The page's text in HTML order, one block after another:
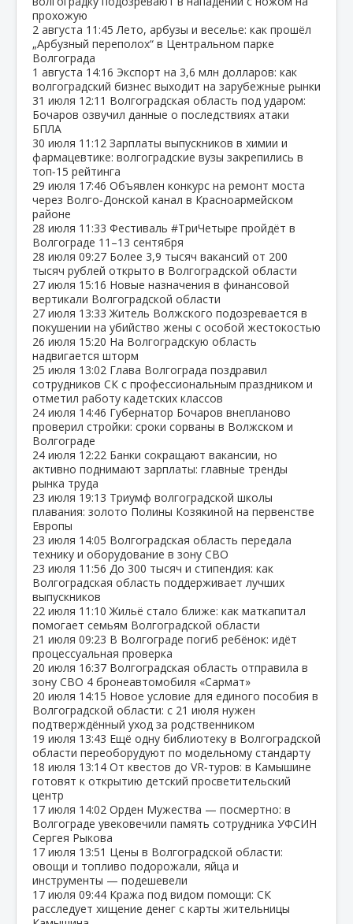
прохожую
2 августа 11:45 Лето, арбузы и веселье: как прошёл
„Арбузный переполох“ в Центральном парке
Волгограда
1 августа 14:16 Экспорт на 3,6 млн долларов: как
волгоградский бизнес выходит на зарубежные рынки
31 июля 12:11 Волгоградская область под ударом:
Бочаров озвучил данные о последствиях атаки
БПЛА
30 июля 11:12 Зарплаты выпускников в химии и
фармацевтике: волгоградские вузы закрепились в
топ‑15 рейтинга
29 июля 17:46 Объявлен конкурс на ремонт моста
через Волго‑Донской канал в Красноармейском
районе
28 июля 11:33 Фестиваль #ТриЧетыре пройдёт в
Волгограде 11–13 сентября
28 июля 09:27 Более 3,9 тысяч вакансий от 200
тысяч рублей открыто в Волгоградской области
27 июля 15:16 Новые назначения в финансовой
вертикали Волгоградской области
27 июля 13:33 Житель Волжского подозревается в
покушении на убийство жены с особой жестокостью
26 июля 15:20 На Волгоградскую область
надвигается шторм
25 июля 13:02 Глава Волгограда поздравил
сотрудников СК с профессиональным праздником и
отметил работу кадетских классов
24 июля 14:46 Губернатор Бочаров внепланово
проверил стройки: сроки сорваны в Волжском и
Волгограде
24 июля 12:22 Банки сокращают вакансии, но
активно поднимают зарплаты: главные тренды
рынка труда
23 июля 19:13 Триумф волгоградской школы
плавания: золото Полины Козякиной на первенстве
Европы
23 июля 14:05 Волгоградская область передала
технику и оборудование в зону СВО
23 июля 11:56 До 300 тысяч и стипендия: как
Волгоградская область поддерживает лучших
выпускников
22 июля 11:10 Жильё стало ближе: как маткапитал
помогает семьям Волгоградской области
21 июля 09:23 В Волгограде погиб ребёнок: идёт
процессуальная проверка
20 июля 16:37 Волгоградская область отправила в
зону СВО 4 бронеавтомобиля «Сармат»
20 июля 14:15 Новое условие для единого пособия в
Волгоградской области: с 21 июля нужен
подтверждённый уход за родственником
19 июля 13:43 Ещё одну библиотеку в Волгоградской
области переоборудуют по модельному стандарту
18 июля 13:14 От квестов до VR‑туров: в Камышине
готовят к открытию детский просветительский
центр
17 июля 14:02 Орден Мужества — посмертно: в
Волгограде увековечили память сотрудника УФСИН
Сергея Рыкова
17 июля 13:51 Цены в Волгоградской области:
овощи и топливо подорожали, яйца и
инструменты — подешевели
17 июля 09:44 Кража под видом помощи: СК
расследует хищение денег с карты жительницы